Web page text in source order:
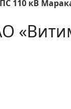
110 кВ